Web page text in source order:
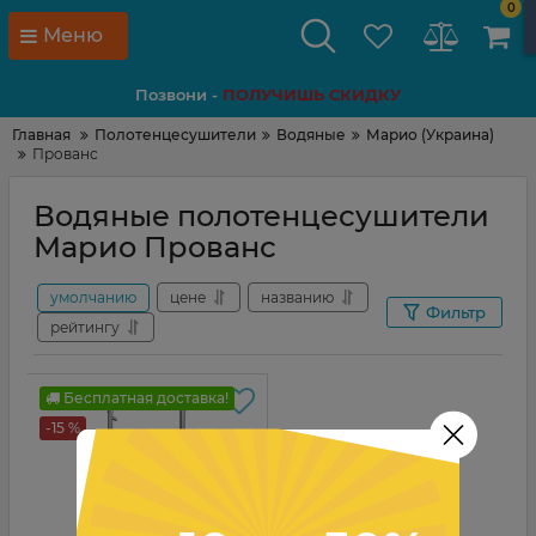
Меню
0
Позвони - ПОЛУЧИШЬ СКИДКУ
Главная Полотенцесушители Водяные
Марио (Украина)
Прованс
Водяные полотенцесушители
Марио Прованс
умолчанию цене
названию
рейтингу
Фильтр
Бесплатная доставка!
-15 %